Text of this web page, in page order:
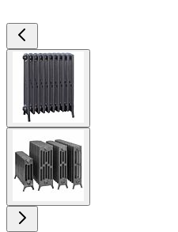
View
image
larger
image